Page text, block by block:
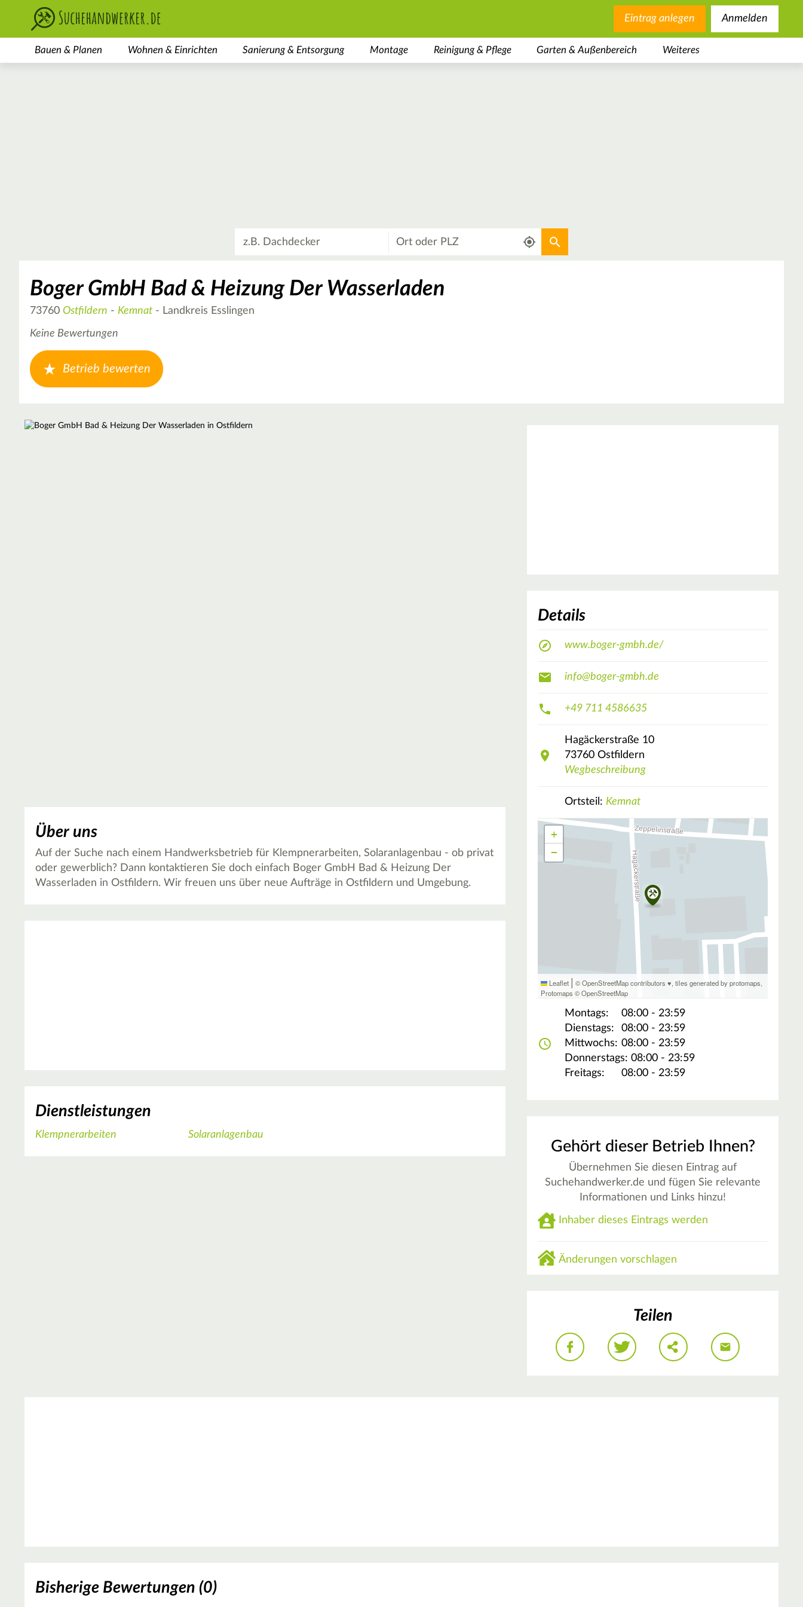
Eintrag anlegen Anmelden
Bauen & Planen Wohnen & Einrichten Sanierung & Entsorgung Montage Reinigung & Pflege Garten & Außenbereich Weiteres
Aktuellen Standort verwenden
Boger GmbH Bad & Heizung Der Wasserladen
73760 Ostfildern - Kemnat - Landkreis Esslingen
Keine Bewertungen
Betrieb bewerten
Über uns
Auf der Suche nach einem Handwerksbetrieb für Klempnerarbeiten, Solaranlagenbau - ob privat
oder gewerblich? Dann kontaktieren Sie doch einfach Boger GmbH Bad & Heizung Der
Wasserladen in Ostfildern. Wir freuen uns über neue Aufträge in Ostfildern und Umgebung.
Dienstleistungen
Klempnerarbeiten Solaranlagenbau
Details
www.boger-gmbh.de/
info@boger-gmbh.de
+49 711 4586635
Hagäckerstraße 10
73760 Ostfildern
Wegbeschreibung
Ortsteil: Kemnat
+
−
Leaflet | © OpenStreetMap contributors ♥,tiles generated by protomaps,
Protomaps ©OpenStreetMap
Montags:
08:00 - 23:59
Dienstags:
08:00 - 23:59
Mittwochs: 08:00 - 23:59
Donnerstags: 08:00 - 23:59
Freitags:
08:00 - 23:59
Gehört dieser Betrieb Ihnen?
Übernehmen Sie diesen Eintrag auf
Suchehandwerker.de und fügen Sie relevante
Informationen und Links hinzu!
Inhaber dieses Eintrags werden
Änderungen vorschlagen
Teilen
Bisherige Bewertungen (0)